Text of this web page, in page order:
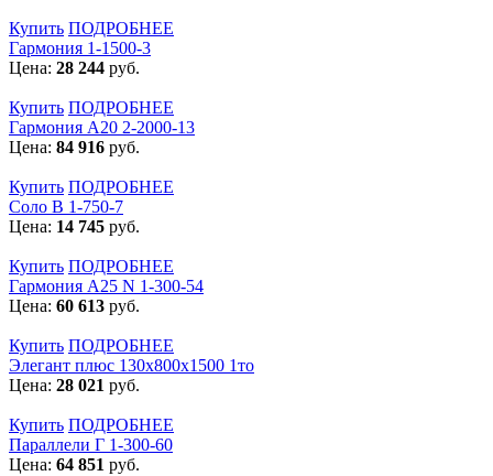
Купить ПОДРОБНЕЕ
Гармония 1-1500-3
Цена: 28 244 руб.
Купить ПОДРОБНЕЕ
Гармония А20 2-2000-13
Цена: 84 916 руб.
Купить ПОДРОБНЕЕ
Соло В 1-750-7
Цена: 14 745 руб.
Купить ПОДРОБНЕЕ
Гармония А25 N 1-300-54
Цена: 60 613 руб.
Купить ПОДРОБНЕЕ
Элегант плюс 130x800x1500 1то
Цена: 28 021 руб.
Купить ПОДРОБНЕЕ
Параллели Г 1-300-60
Цена: 64 851 руб.